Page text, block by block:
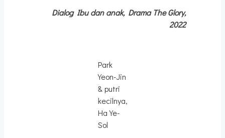
Dialog Ibu dan anak, Drama The Glory,
2022
Park
Yeon-Jin
& putri
kecilnya,
Ha Ye-
Sol